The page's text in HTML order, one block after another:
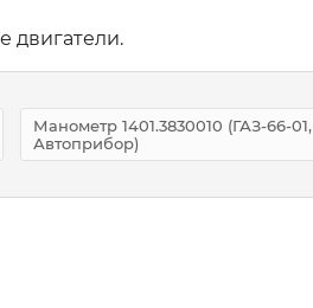
двигатели.
Манометр 1401.3830010 (ГАЗ-66-
Автоприбор)